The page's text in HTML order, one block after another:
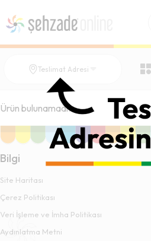
Teslimat Adresi
Ürün bulunamadı.
Bilgi
Site Haritası
Çerez Politikası
Veri İşleme ve İmha Politikası
Aydınlatma Metni